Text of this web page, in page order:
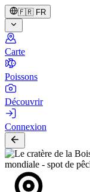
🇫🇷 FR
Carte
Poissons
Découvrir
Connexion